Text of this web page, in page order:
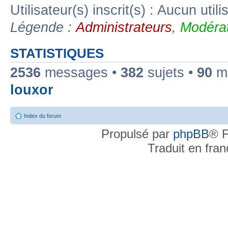
Utilisateur(s) inscrit(s) : Aucun
Légende :Administrateurs,
STATISTIQUES
2536 messages • 382 sujets • 90
louxor
Index du forum
Propulsé par phpBB®
Traduit en